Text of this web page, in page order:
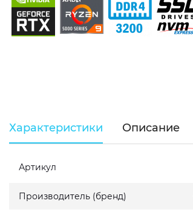
Характеристики Описание
Артикул
Производитель (бренд)